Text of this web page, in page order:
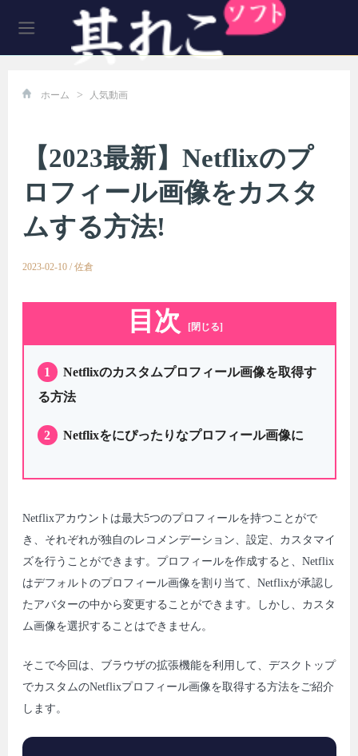
ホーム > 人気動画
【2023最新】Netflixのプ
ロフィール画像をカスタ
ムする方法!
2023-02-10 / 佐倉
目次 [閉じる]
1
Netflixのカスタムプロフィール画像を取得す
る方法
2 Netflixをにぴったりなプロフィール画像に
Netflixアカウントは最大5つのプロフィールを持つことがで
き、それぞれが独自のレコメンデーション、設定、カスタマイ
ズを行うことができます。プロフィールを作成すると、Netflix
はデフォルトのプロフィール画像を割り当て、Netflixが承認し
たアバターの中から変更することができます。しかし、カスタ
ム画像を選択することはできません。
そこで今回は、ブラウザの拡張機能を利用して、デスクトップ
でカスタムのNetflixプロフィール画像を取得する方法をご紹介
します。